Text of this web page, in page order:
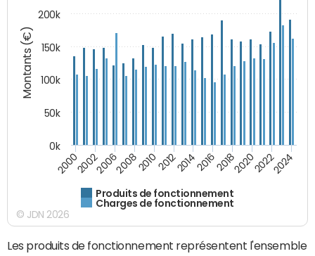
Montants (€)
Produits de fonctionnement
Charges de fonctionnement
200020022006200820102012201420162018202020222024
0k
50k
100k
150k
200k
© JDN 2026
Les produits de fonctionnement représentent l'ensemble